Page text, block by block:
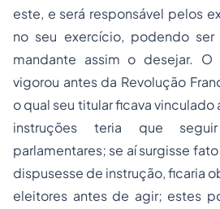
este, e será responsável pelos
no seu exercício, podendo
mandante assim o desejar. O
vigorou antes da Revolução
o qual seu titular ficava vinculado
instruções teria que
parlamentares; se aí surgisse
dispusesse de instrução, ficaria
eleitores antes de agir; estes